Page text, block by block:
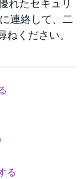
れたセキュリ
連絡して、二
ください。
る